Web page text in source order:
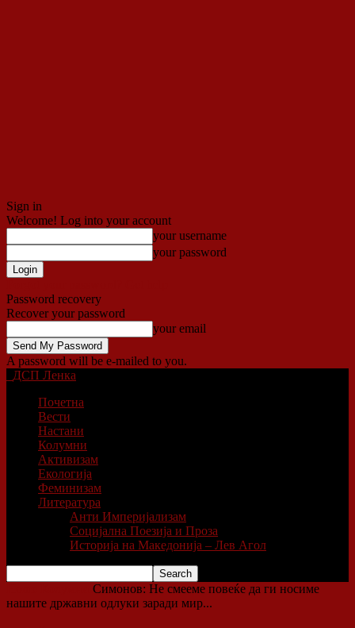
Sign in
Welcome! Log into your account
your username
your password
Password recovery
Recover your password
your email
A password will be e-mailed to you.
ДСП Ленка
Почетна
Вести
Настани
Колумни
Активизам
Екологија
Феминизам
Литература
Анти Империјализам
Социјална Поезија и Проза
Историја на Македонија – Лев Агол
Симонов: Не смееме повеќе да ги носиме
нашите државни одлуки заради мир...